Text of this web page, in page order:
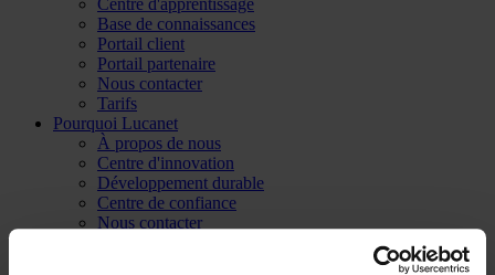
Centre d'apprentissage
Base de connaissances
Portail client
Portail partenaire
Nous contacter
Tarifs
Pourquoi Lucanet
À propos de nous
Centre d'innovation
Développement durable
Centre de confiance
Nous contacter